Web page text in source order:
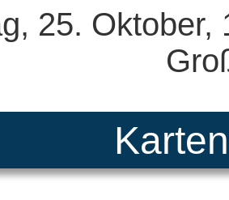
25. Oktober,